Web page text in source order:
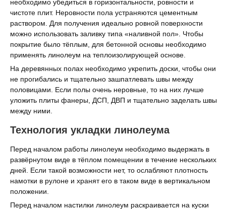
необходимо убедиться в горизонтальности, ровности и
чистоте плит. Неровности пола устраняются цементным
раствором. Для получения идеально ровной поверхности
можно использовать заливку типа «наливной пол». Чтобы
покрытие было тёплым, для бетонной основы необходимо
применять линолеум на теплоизолирующей основе.
На деревянных полах необходимо укрепить доски, чтобы они
не прогибались и тщательно зашпатлевать швы между
половицами. Если полы очень неровные, то на них лучше
уложить плиты фанеры, ДСП, ДВП и тщательно заделать швы
между ними.
Технология укладки линолеума
Перед началом работы линолеум необходимо выдержать в
развёрнутом виде в тёплом помещении в течение нескольких
дней. Если такой возможности нет, то ослабляют плотность
намотки в рулоне и хранят его в таком виде в вертикальном
положении.
Перед началом настилки линолеум раскраивается на куски